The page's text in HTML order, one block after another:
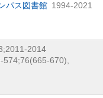
パス図書館 1994-2021
2014
574;76(665-670),